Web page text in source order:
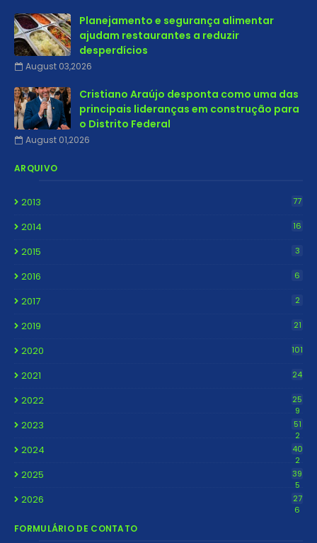
Planejamento e segurança alimentar
ajudam restaurantes a reduzir
desperdícios
August 03,2026
Cristiano Araújo desponta como uma das
principais lideranças em construção para
o Distrito Federal
August 01,2026
ARQUIVO
2013 77
2014 16
2015 3
2016 6
2017 2
2019 21
2020 101
2021 24
2022
25
9
2023
51
2
2024
40
2
2025
39
5
2026
27
6
FORMULÁRIO DE CONTATO